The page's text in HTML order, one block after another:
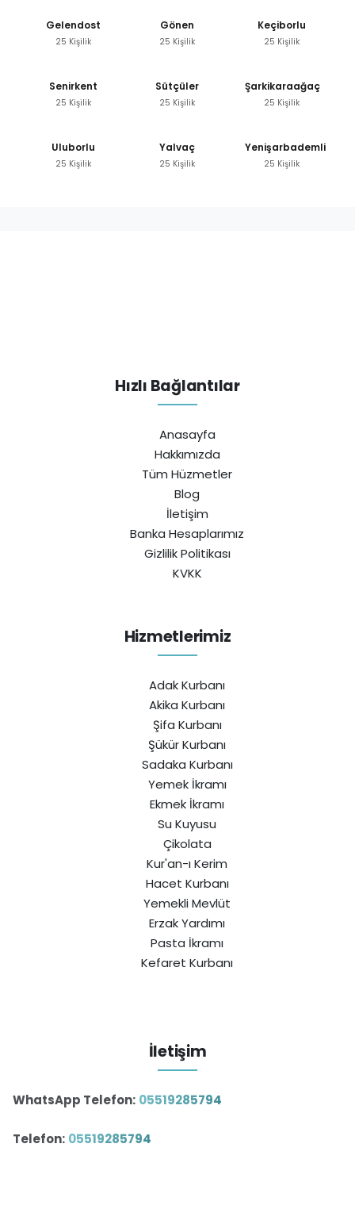
Gelendost
25 Kişilik
Gönen
25 Kişilik
Keçiborlu
25 Kişilik
Senirkent
25 Kişilik
Sütçüler
25 Kişilik
Şarkikaraağaç
25 Kişilik
Uluborlu
25 Kişilik
Yalvaç
25 Kişilik
Yenişarbademli
25 Kişilik
Hızlı Bağlantılar
Anasayfa
Hakkımızda
Tüm Hüzmetler
Blog
İletişim
Banka Hesaplarımız
Gizlilik Politikası
KVKK
Hizmetlerimiz
Adak Kurbanı
Akika Kurbanı
Şifa Kurbanı
Şükür Kurbanı
Sadaka Kurbanı
Yemek İkramı
Ekmek İkramı
Su Kuyusu
Çikolata
Kur'an-ı Kerim
Hacet Kurbanı
Yemekli Mevlüt
Erzak Yardımı
Pasta İkramı
Kefaret Kurbanı
İletişim
WhatsApp Telefon: 05519285794
Telefon: 05519285794